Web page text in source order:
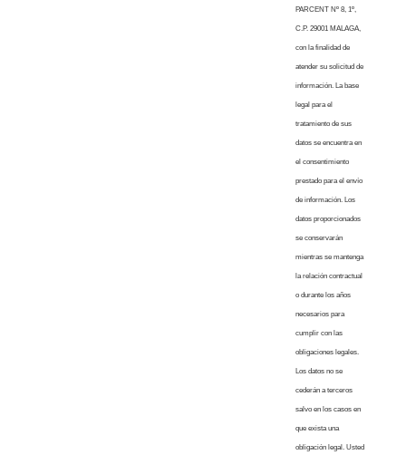
PARCENT Nº 8, 1º,
C.P. 29001 MALAGA,
con la finalidad de
atender su solicitud de
información. La base
legal para el
tratamiento de sus
datos se encuentra en
el consentimiento
prestado para el envío
de información. Los
datos proporcionados
se conservarán
mientras se mantenga
la relación contractual
o durante los años
necesarios para
cumplir con las
obligaciones legales.
Los datos no se
cederán a terceros
salvo en los casos en
que exista una
obligación legal. Usted